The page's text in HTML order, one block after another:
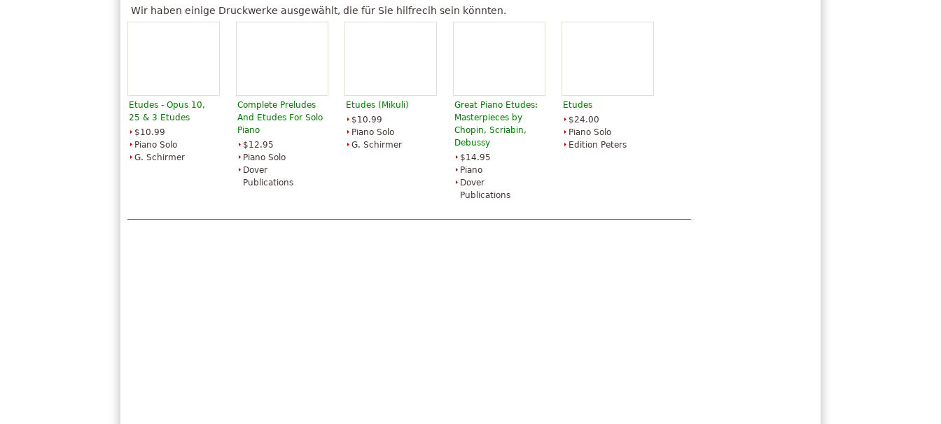
Wir haben einige Druckwerke ausgewählt, die für Sie hilfrecih sein könnten.
Etudes - Opus 10,
25 & 3 Etudes
$10.99
Piano Solo
G. Schirmer
Complete Preludes
And Etudes For Solo
Piano
$12.95
Piano Solo
Dover
Publications
Etudes (Mikuli)
$10.99
Piano Solo
G. Schirmer
Great Piano Etudes:
Masterpieces by
Chopin, Scriabin,
Debussy
$14.95
Piano
Dover
Publications
Etudes
$24.00
Piano Solo
Edition Peters